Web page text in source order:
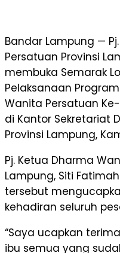
Bandar Lampung —
Persatuan Provinsi
membuka Semarak
Pelaksanaan
Wanita Persatuan
di Kantor Sekretariat
Provinsi Lampung,
Pj. Ketua Dharma
Lampung, Siti
tersebut
kehadiran seluruh
“Saya ucapkan
ibu semua yang